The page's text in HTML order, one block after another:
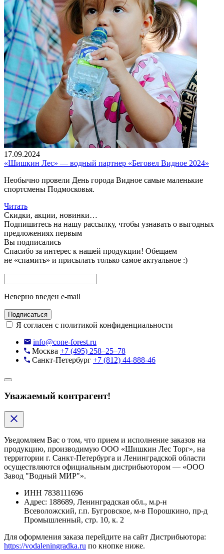
17.09.2024
«Шишкин Лес» — водный партнер «Беговел Видное 2024»
Необычно провели День города Видное самые маленькие
спортсмены Подмосковья.
Читать
Скидки, акции, новинки…
Подпишитесь на нашу рассылку, чтобы узнавать о выгодных
предложениях первым
Вы подписались
Спасибо за интерес к нашей продукции! Обещаем
не «спамить» и присылать только самое актуальное :)
Неверно введен e-mail
Подписаться
Я согласен с политикой конфиденциальности
info@cone-forest.ru
Москва +7 (495) 258–25–78
Санкт-Петербург +7 (812) 44-888-46
Уважаемый контрагент!
Уведомляем Вас о том, что прием и исполнение заказов на
продукцию, производимую ООО «Шишкин Лес Торг», на
территории г. Санкт-Петербурга и Ленинградской области
осуществляются официальным дистрибьютором — «ООО
Завод "Водный МИР"».
ИНН 7838111696
Адрес: 188689, Ленинградская обл., м.р-н
Всеволожский, г.п. Бугровское, м-в Порошкино, пр-д
Промышленный, стр. 10, к. 2
Для оформления заказа перейдите на сайт Дистрибьютора:
https://vodaleningradka.ru по кнопке ниже.